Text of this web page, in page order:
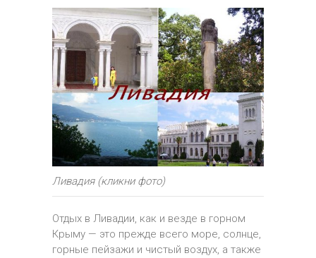
Ливадия (кликни фото)
Отдых в Ливадии, как и везде в горном
Крыму — это прежде всего море, солнце,
горные пейзажи и чистый воздух, а также